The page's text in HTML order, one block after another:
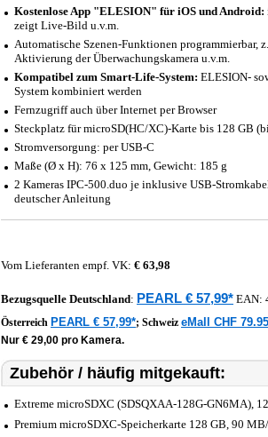
Kostenlose App "ELESION" für iOS und Android:
zeigt Live-Bild u.v.m.
Automatische Szenen-Funktionen programmierbar,
Aktivierung der Überwachungskamera u.v.m.
Kompatibel zum Smart-Life-System: ELESION-
System kombiniert werden
Fernzugriff auch über Internet per Browser
Steckplatz für microSD(HC/XC)-Karte bis 128 GB
Stromversorgung: per USB-C
Maße (Ø x H): 76 x 125 mm, Gewicht: 185 g
2 Kameras IPC-500.duo je inklusive USB-
deutscher Anleitung
Vom Lieferanten empf. VK: € 63,98
Bezugsquelle Deutschland: PEARL € 57,99* EAN:
Österreich PEARL € 57,99*; Schweiz eMall CHF
Nur € 29,00 pro Kamera.
Zubehör / häufig mitgekauft:
Extreme microSDXC (SDSQXAA-128G-GN6MA),
Premium microSDXC-Speicherkarte 128 GB, 90 MB/